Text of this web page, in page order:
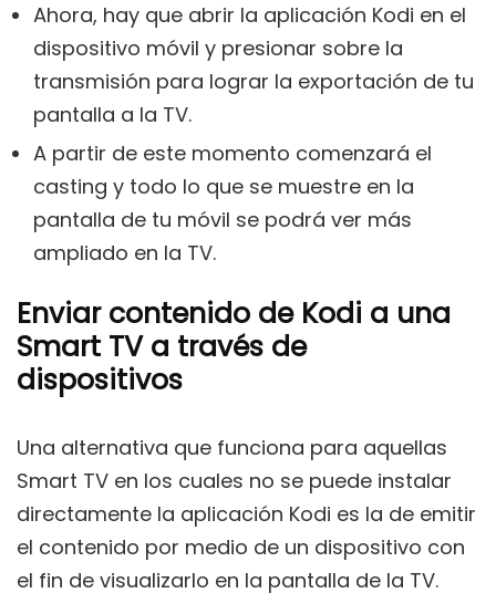
Ahora, hay que abrir la aplicación Kodi en el
dispositivo móvil y presionar sobre la
transmisión para lograr la exportación de tu
pantalla a la TV.
A partir de este momento comenzará el
casting y todo lo que se muestre en la
pantalla de tu móvil se podrá ver más
ampliado en la TV.
Enviar contenido de Kodi a una
Smart TV a través de
dispositivos
Una alternativa que funciona para aquellas
Smart TV en los cuales no se puede instalar
directamente la aplicación Kodi es la de emitir
el contenido por medio de un dispositivo con
el fin de visualizarlo en la pantalla de la TV.